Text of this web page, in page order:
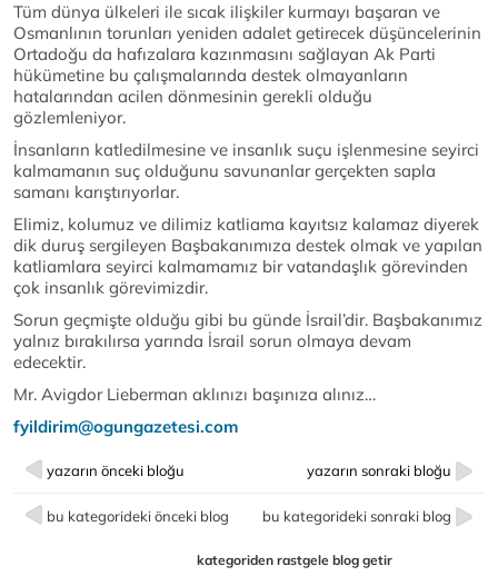
Tüm dünya ülkeleri ile sıcak ilişkiler kurmayı başaran ve
Osmanlının torunları yeniden adalet getirecek düşüncelerinin
Ortadoğu da hafızalara kazınmasını sağlayan Ak Parti
hükümetine bu çalışmalarında destek olmayanların
hatalarından acilen dönmesinin gerekli olduğu
gözlemleniyor.
İnsanların katledilmesine ve insanlık suçu işlenmesine seyirci
kalmamanın suç olduğunu savunanlar gerçekten sapla
samanı karıştırıyorlar.
Elimiz, kolumuz ve dilimiz katliama kayıtsız kalamaz diyerek
dik duruş sergileyen Başbakanımıza destek olmak ve yapılan
katliamlara seyirci kalmamamız bir vatandaşlık görevinden
çok insanlık görevimizdir.
Sorun geçmişte olduğu gibi bu günde İsrail’dir. Başbakanımız
yalnız bırakılırsa yarında İsrail sorun olmaya devam
edecektir.
Mr. Avigdor Lieberman aklınızı başınıza alınız…
fyildirim@ogungazetesi.com
yazarın önceki bloğu yazarın sonraki bloğu
bu kategorideki önceki blog bu kategorideki sonraki blog
kategoriden rastgele blog getir